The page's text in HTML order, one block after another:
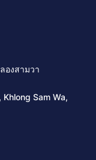
องสามวา
Sam Wa,